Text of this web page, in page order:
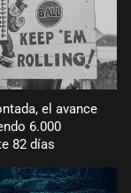
el avance
6.000
82 días